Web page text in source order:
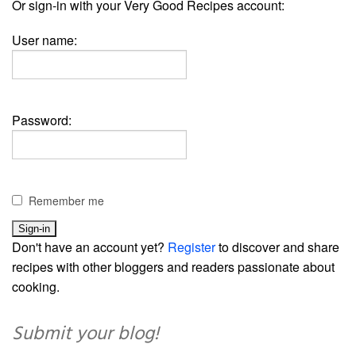
Or sign-in with your Very Good Recipes account:
User name:
Password:
Remember me
Don't have an account yet? Registerto discover and share
recipes with other bloggers and readers passionate about
cooking.
Submit your blog!